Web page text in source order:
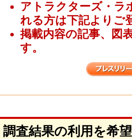
アトラクターズ・ラ
れる方は下記よりご
掲載内容の記事、図
す。
調査結果の利用を希